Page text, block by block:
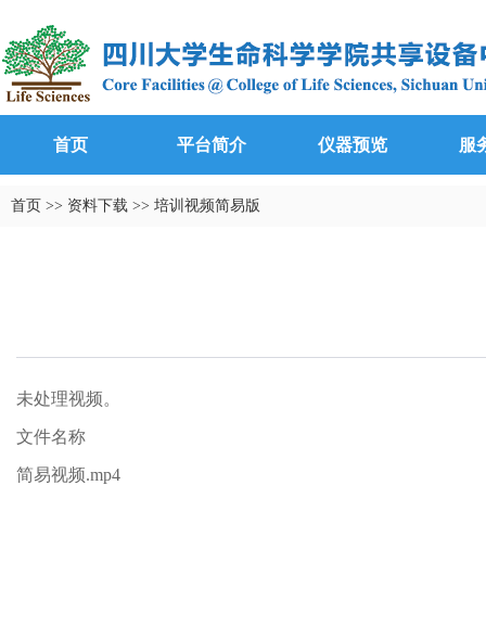
首页 平台简介 仪器预览 服
首页 >> 资料下载 >> 培训视频简易版
未处理视频。
文件名称
简易视频.mp4